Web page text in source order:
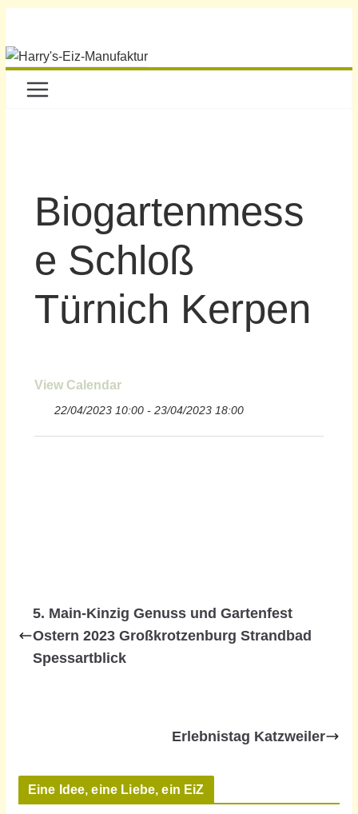
Biogartenmess
e Schloß
Türnich Kerpen
View Calendar
22/04/2023 10:00 - 23/04/2023 18:00
5. Main-Kinzig Genuss und Gartenfest
Ostern 2023 Großkrotzenburg Strandbad
Spessartblick
Erlebnistag Katzweiler
Eine Idee, eine Liebe, ein EiZ